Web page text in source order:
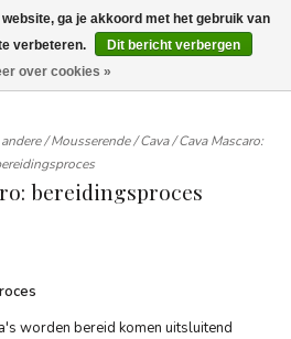
uw deur. Afhalen is mogelijk.
/Mousserende/Cava/Cava Mascaro:
bereidingsproces
worden bereid komen uitsluitend
ga je akkoord met het gebruik van
verbeteren.
Dit bericht verbergen
over cookies »